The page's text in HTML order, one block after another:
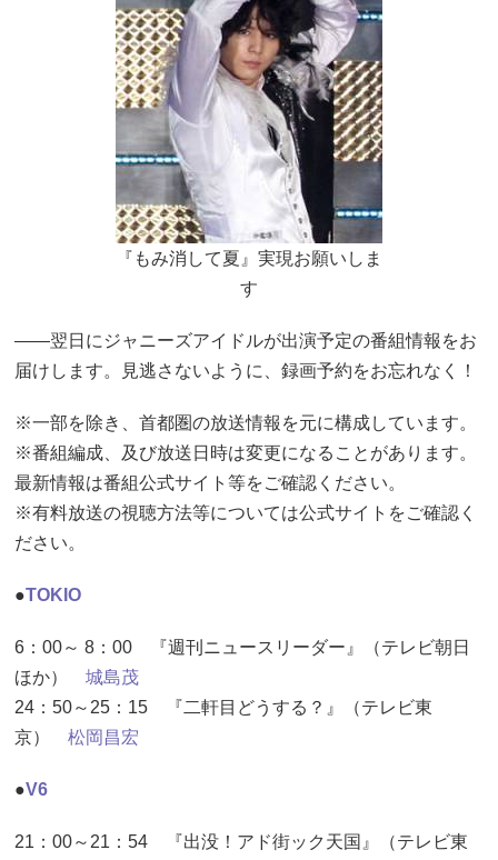
『もみ消して夏』実現お願いしま
す
――翌日にジャニーズアイドルが出演予定の番組情報をお
届けします。見逃さないように、録画予約をお忘れなく！
※一部を除き、首都圏の放送情報を元に構成しています。
※番組編成、及び放送日時は変更になることがあります。
最新情報は番組公式サイト等をご確認ください。
※有料放送の視聴方法等については公式サイトをご確認く
ださい。
●TOKIO
6：00～ 8：00 『週刊ニュースリーダー』（テレビ朝日
ほか） 城島茂
24：50～25：15 『二軒目どうする？』（テレビ東
京） 松岡昌宏
●V6
21：00～21：54 『出没！アド街ック天国』（テレビ東